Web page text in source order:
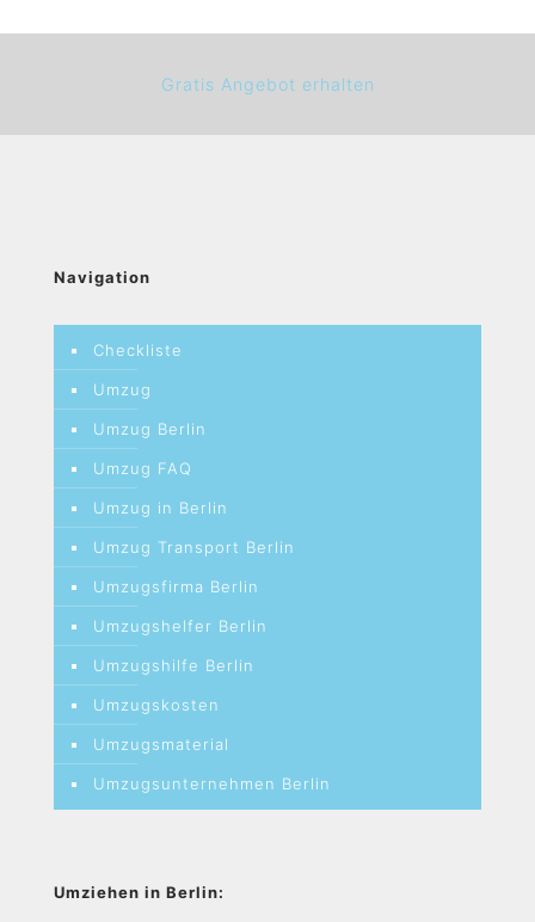
Gratis Angebot erhalten
Navigation
Checkliste
Umzug
Umzug Berlin
Umzug FAQ
Umzug in Berlin
Umzug Transport Berlin
Umzugsfirma Berlin
Umzugshelfer Berlin
Umzugshilfe Berlin
Umzugskosten
Umzugsmaterial
Umzugsunternehmen Berlin
Umziehen in Berlin: